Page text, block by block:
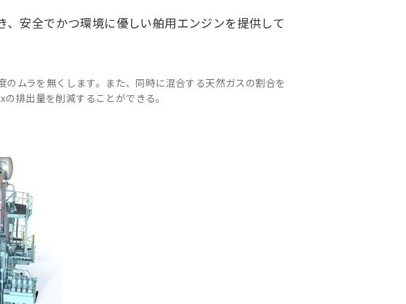
安全でかつ環境に優しい舶用エンジンを提供して
ムラを無くします。また、同時に混合する天然ガスの割合を
排出量を削減することができる。